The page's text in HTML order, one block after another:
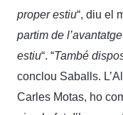
proper estiu“, diu el
partim de
estiu“. “També
conclou Saballs.
Carles Motas, ho